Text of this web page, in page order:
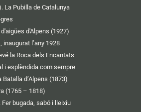
La Pubilla de Catalunya
d'Alpens (1927)
inaugurat l’any 1928
la Roca dels Encantats
i esplèndida com sempre
d’Alpens (1873)
(1765 – 1818)
bugada, sabó i lleixiu